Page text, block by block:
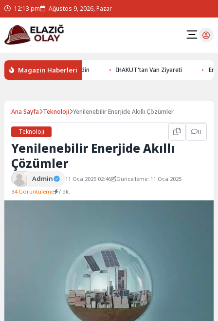
12:13 pm Ağustos 9, 2026, Pazar
Magazin Haberleri
Gizemlerini Keşfedin İHAKUT'tan Van Ziyareti
Ana Sayfa Teknoloji Yenilenebilir Enerjide Akıllı Çözümler
Teknoloji 0
Yenilenebilir Enerjide Akıllı
Çözümler
Admin 11 Oca 2025 02:46
Güncelleme: 11 Oca 2025
34 Görüntüleme 7 dk.